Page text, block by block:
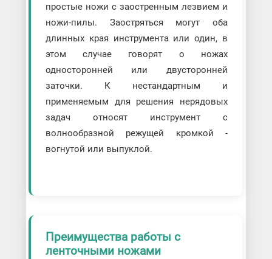
простые ножи с заостренным лезвием и
ножи-пилы. Заостряться могут оба
длинных края инструмента или один, в
этом случае говорят о ножах
односторонней или двусторонней
заточки. К нестандартным и
применяемым для решения нерядовых
задач относят инструмент с
волнообразной режущей кромкой -
вогнутой или выпуклой.
Преимущества работы с
ленточными ножами